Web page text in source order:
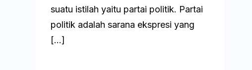
suatu istilah yaitu partai politik. Partai
politik adalah sarana ekspresi yang
[…]